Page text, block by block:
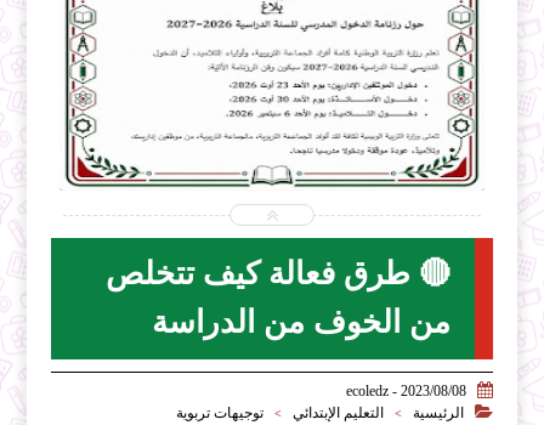
2026-07-31
ecoledz.net
🔴 طرق فعالة كيف تتخلص
من الخوف من الدراسة

2023/08/08 - ecoledz

الرئيسية > التعليم الإبتدائي > توجيهات تربوية